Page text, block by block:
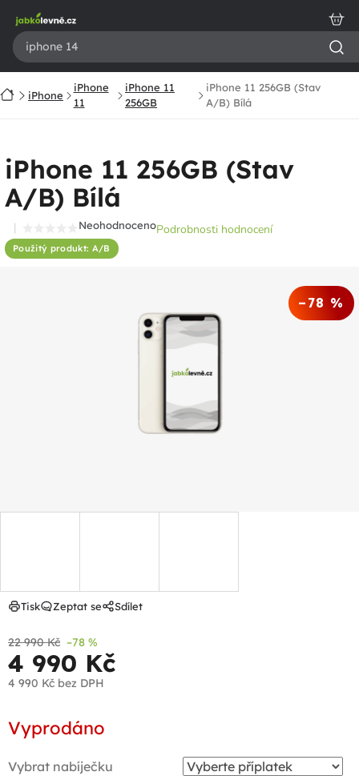
obsah
DomůiPhone
iPhone
11
iPhone 11
256GB
iPhone 11 256GB (Stav
A/B) Bílá
iPhone 11 256GB (Stav
A/B) Bílá
Použitý produkt: A/B
Průměrné
hodnocení
NeohodnocenoPodrobnosti hodnocení
–78 %
22 990 Kč –78 %
4 990 Kč
4 990 Kč bez DPH
cena:
Vyprodáno
Vybrat nabíječku
Tisk Zeptat se Sdílet